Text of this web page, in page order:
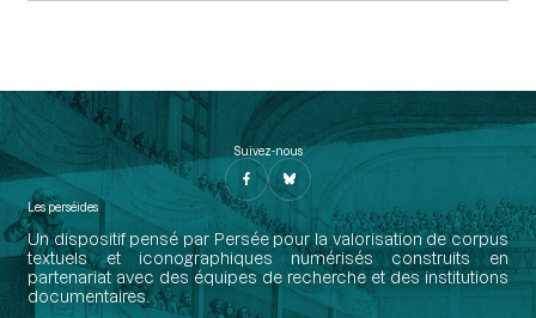
Suivez-nous
Les perséides
Un dispositif pensé par Persée pour la valorisation de corpus
textuels et iconographiques numérisés construits en
partenariat avec des équipes de recherche et des institutions
documentaires.